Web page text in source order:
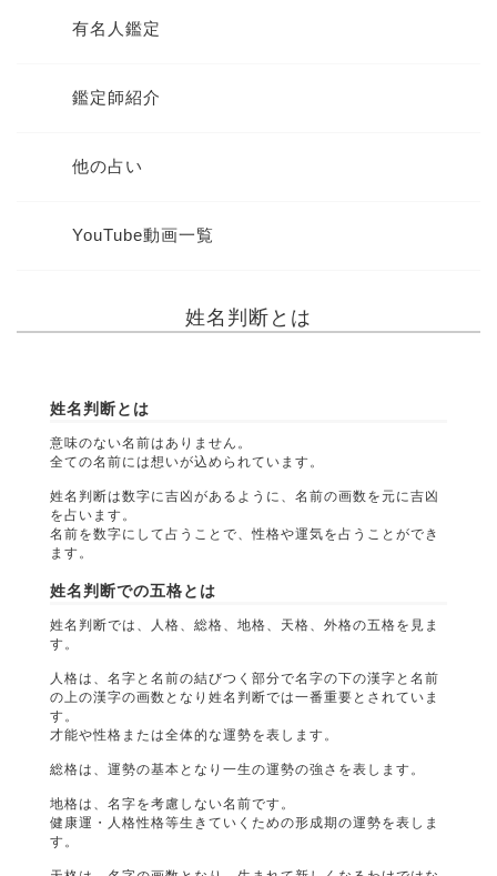
有名人鑑定
鑑定師紹介
他の占い
YouTube動画一覧
姓名判断とは
姓名判断とは
意味のない名前はありません。
全ての名前には想いが込められています。
姓名判断は数字に吉凶があるように、名前の画数を元に吉凶
を占います。
名前を数字にして占うことで、性格や運気を占うことができ
ます。
姓名判断での五格とは
姓名判断では、人格、総格、地格、天格、外格の五格を見ま
す。
人格は、名字と名前の結びつく部分で名字の下の漢字と名前
の上の漢字の画数となり姓名判断では一番重要とされていま
す。
才能や性格または全体的な運勢を表します。
総格は、運勢の基本となり一生の運勢の強さを表します。
地格は、名字を考慮しない名前です。
健康運・人格性格等生きていくための形成期の運勢を表しま
す。